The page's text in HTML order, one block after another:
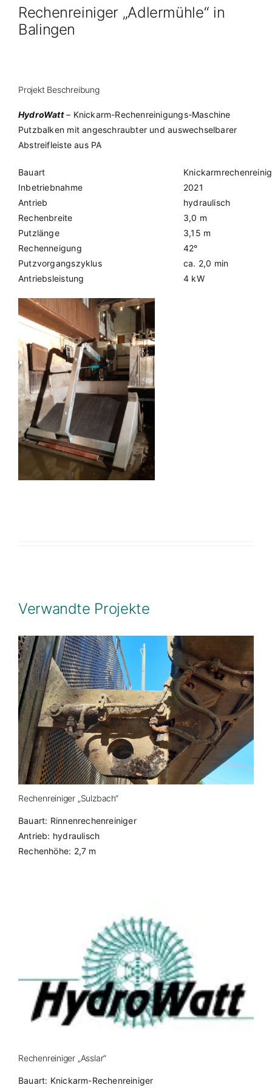
Rechenreiniger „Adlermühle“ in
Balingen
Projekt Beschreibung
HydroWatt– Knickarm-Rechenreinigungs-Maschine
Putzbalken mit angeschraubter und auswechselbarer
Abstreifleiste aus PA
Bauart
Inbetriebnahme
Antrieb
Rechenbreite
Putzlänge
Rechenneigung
Putzvorgangszyklus
Antriebsleistung
2021
hydraulisch
3,0 m
3,15 m
42°
ca. 2,0 min
4 kW
Verwandte Projekte
Rechenreiniger „Sulzbach“
Bauart: Rinnenrechenreiniger
Antrieb: hydraulisch
Rechenhöhe: 2,7 m
Rechenreiniger „Asslar“
Bauart: Knickarm-Rechenreiniger